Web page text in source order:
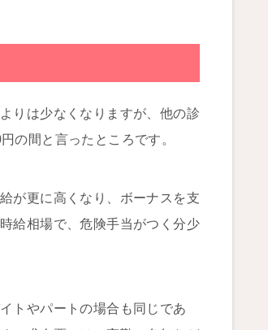
りは少なくなりますが、他の診
の間と言ったところです。
が更に高くなり、ボーナスを支
給相場で、危険手当がつく分少
トやパートの場合も同じであ